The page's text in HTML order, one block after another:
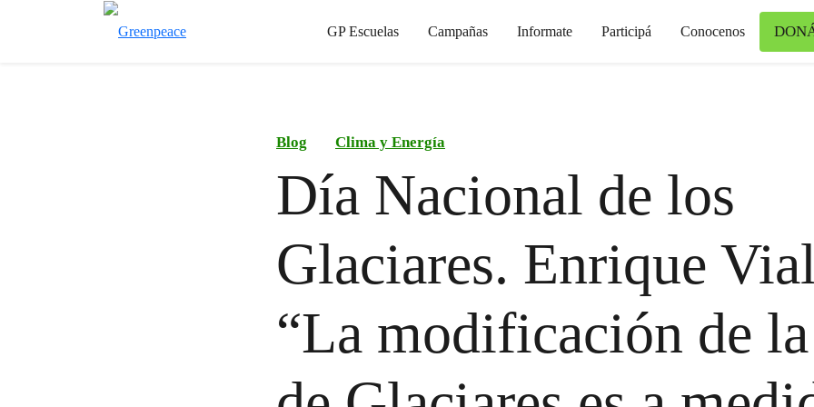
GP Escuelas Campañas Informate Participá Conocenos
Blog Clima y Energía
Día Nacional de los
Glaciares. Enrique
“La modificación de